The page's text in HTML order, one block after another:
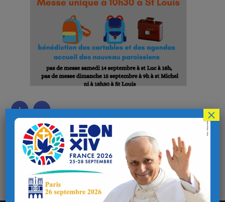
Pour la rentrée paroissiale du 15 septembre :
Messe unique à 10h30 à Saint-Louis
Bénédiction des cartables et accueil des nouveaux
paroissiens
×